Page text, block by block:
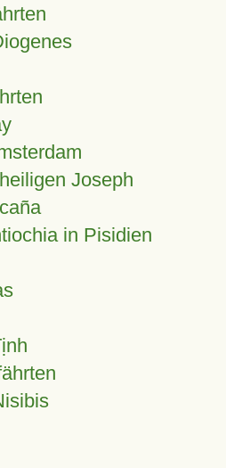
Joseph
in Pisidien